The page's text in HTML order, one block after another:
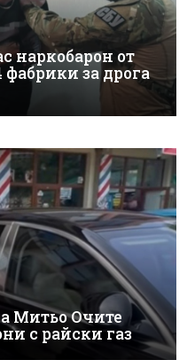
наркобарон от
за дрога
Митьо Очите
с райски газ